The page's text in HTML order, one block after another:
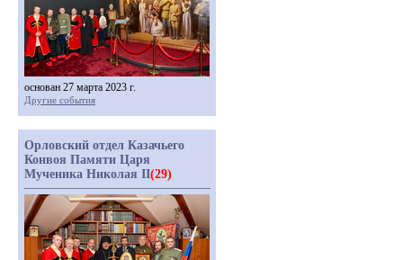
основан 27 марта 2023 г.
Другие события
Орловский отдел Казачьего
Конвоя Памяти Царя
Мученика Николая II(29)